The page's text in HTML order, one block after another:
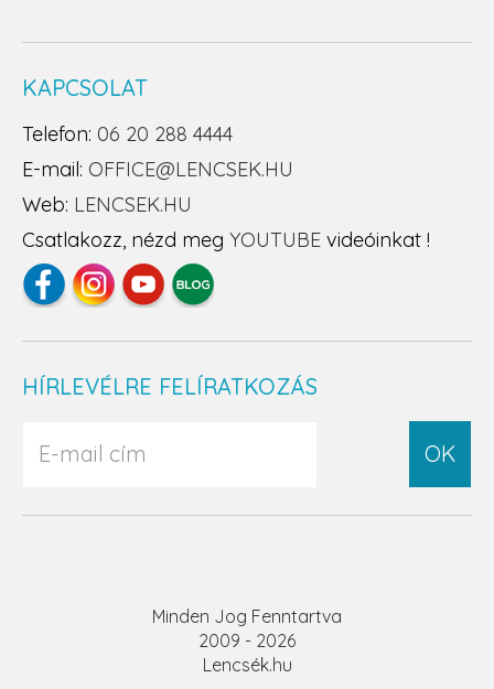
KAPCSOLAT
Telefon: 06 20 288 4444
E-mail: OFFICE@LENCSEK.HU
Web: LENCSEK.HU
Csatlakozz, nézd meg YOUTUBE videóinkat !
HÍRLEVÉLRE FELÍRATKOZÁS
OK
Minden Jog Fenntartva
2009 - 2026
Lencsék.hu